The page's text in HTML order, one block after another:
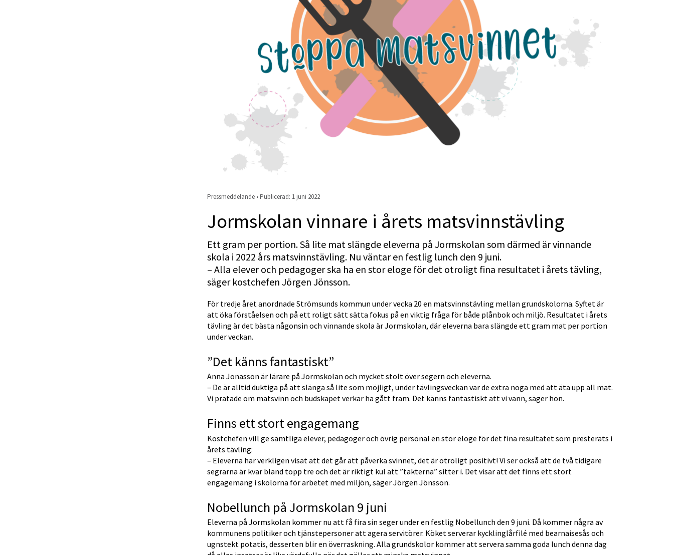
Pressmeddelande • Publicerad: 1 juni 2022
Jormskolan vinnare i årets matsvinnstävling
Ett gram per portion. Så lite mat slängde eleverna på Jormskolan som därmed är vinnande
skola i 2022 års matsvinnstävling. Nu väntar en festlig lunch den 9 juni.
– Alla elever och pedagoger ska ha en stor eloge för det otroligt fina resultatet i årets tävling,
säger kostchefen Jörgen Jönsson.
För tredje året anordnade Strömsunds kommun under vecka 20 en matsvinnstävling mellan grundskolorna. Syftet är
att öka förståelsen och på ett roligt sätt sätta fokus på en viktig fråga för både plånbok och miljö. Resultatet i årets
tävling är det bästa någonsin och vinnande skola är Jormskolan, där eleverna bara slängde ett gram mat per portion
under veckan.
”Det känns fantastiskt”
Anna Jonasson är lärare på Jormskolan och mycket stolt över segern och eleverna.
– De är alltid duktiga på att slänga så lite som möjligt, under tävlingsveckan var de extra noga med att äta upp all mat.
Vi pratade om matsvinn och budskapet verkar ha gått fram. Det känns fantastiskt att vi vann, säger hon.
Finns ett stort engagemang
Kostchefen vill ge samtliga elever, pedagoger och övrig personal en stor eloge för det fina resultatet som presterats i
årets tävling:
– Eleverna har verkligen visat att det går att påverka svinnet, det är otroligt positivt! Vi ser också att de två tidigare
segrarna är kvar bland topp tre och det är riktigt kul att ”takterna” sitter i. Det visar att det finns ett stort
engagemang i skolorna för arbetet med miljön, säger Jörgen Jönsson.
Nobellunch på Jormskolan 9 juni
Eleverna på Jormskolan kommer nu att få fira sin seger under en festlig Nobellunch den 9 juni. Då kommer några av
kommunens politiker och tjänstepersoner att agera servitörer. Köket serverar kycklinglårfilé med bearnaisesås och
ugnstekt potatis, desserten blir en överraskning. Alla grundskolor kommer att servera samma goda lunch denna dag